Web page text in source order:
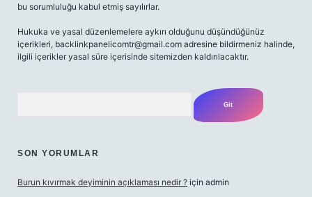
bu sorumluluğu kabul etmiş sayılırlar.
Hukuka ve yasal düzenlemelere aykırı olduğunu düşündüğünüz
içerikleri, backlinkpanelicomtr@gmail.com adresine bildirmeniz halinde,
ilgili içerikler yasal süre içerisinde sitemizden kaldırılacaktır.
SON YORUMLAR
Burun kıvırmak deyiminin açıklaması nedir ? için admin